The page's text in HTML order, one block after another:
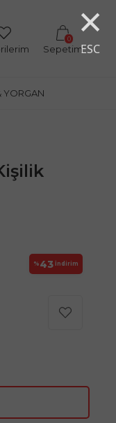
×
ESC
0
Sepetim
YORGAN
% 43İndirim